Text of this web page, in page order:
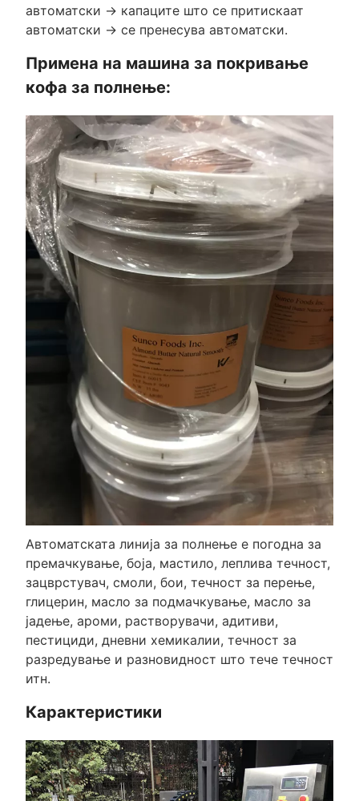
автоматски -> капаците што се притискаат
автоматски -> се пренесува автоматски.
Примена на машина за покривање
кофа за полнење:
Автоматската линија за полнење е погодна за
премачкување, боја, мастило, леплива течност,
зацврстувач, смоли, бои, течност за перење,
глицерин, масло за подмачкување, масло за
јадење, ароми, растворувачи, адитиви,
пестициди, дневни хемикалии, течност за
разредување и разновидност што тече течност
итн.
Карактеристики